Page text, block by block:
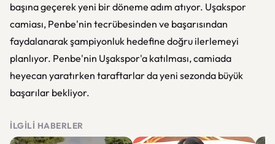
başına geçerek yeni bir döneme adım atıyor. Uşakspor
camiası, Penbe'nin tecrübesinden ve başarısından
faydalanarak şampiyonluk hedefine doğru ilerlemeyi
planlıyor. Penbe'nin Uşakspor'a katılması, camiada
heyecan yaratırken taraftarlar da yeni sezonda büyük
başarılar bekliyor.
İLGILI HABERLER